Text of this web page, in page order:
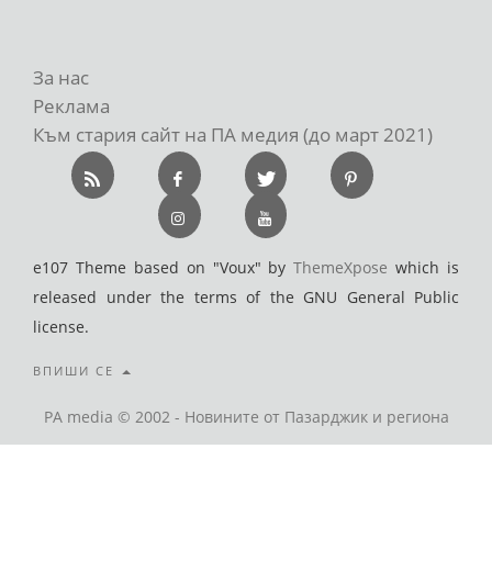
За нас
Реклама
Към стария сайт на ПА медия (до март 2021)
e107 Theme based on "Voux" byThemeXpose which is
released under the terms of the GNU General Public
license.
ВПИШИ СЕ
PA media © 2002 - Новините от Пазарджик и региона